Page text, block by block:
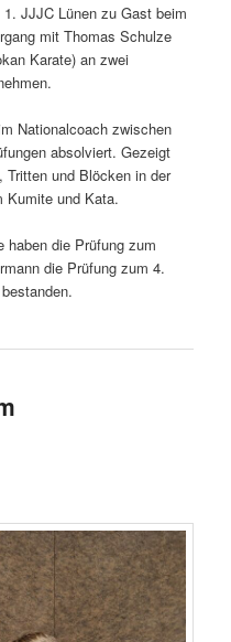
JJJC Lünen zu Gast beim
mit Thomas Schulze
Karate) an zwei
Nationalcoach zwischen
absolviert. Gezeigt
Tritten und Blöcken in der
Kumite und Kata.
haben die Prüfung zum
die Prüfung zum 4.